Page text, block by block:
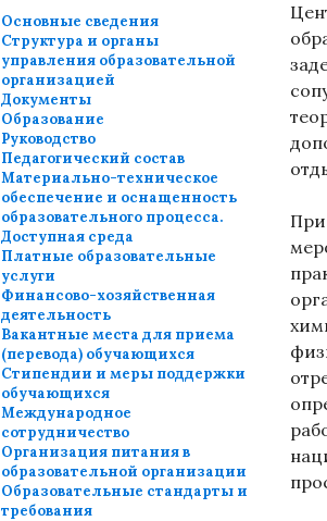
При
Основные сведения
Структура и органы
управления образовательной
организацией
Документы
Образование
Руководство
Педагогический состав
Материально-техническое
обеспечение и оснащенность
образовательного процесса.
Доступная среда
Платные образовательные
услуги
Финансово-хозяйственная
деятельность
Вакантные места для приема
(перевода) обучающихся
Стипендии и меры поддержки
обучающихся
Международное
сотрудничество
Организация питания в
образовательной организации
Образовательные стандарты и
требования